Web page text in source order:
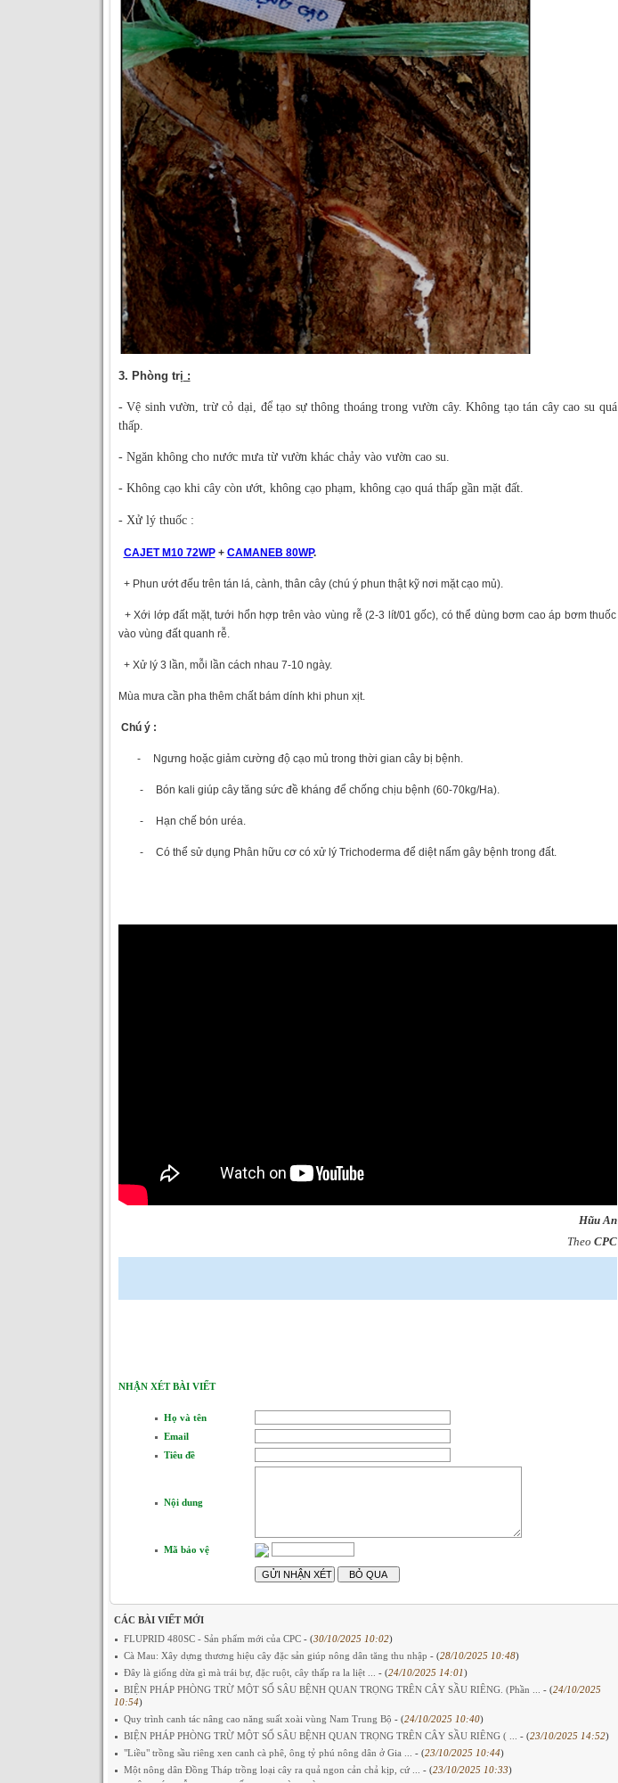
3. Phòng trị :
- Vệ sinh vườn, trừ cỏ dại, để tạo sự thông thoáng trong vườn cây. Không tạo tán cây cao su quá
thấp.
- Ngăn không cho nước mưa từ vườn khác chảy vào vườn cao su.
- Không cạo khi cây còn ướt, không cạo phạm, không cạo quá thấp gần mặt đất.
- Xử lý thuốc :
CAJET M10 72WP+ CAMANEB 80WP.
+ Phun ướt đếu trên tán lá, cành, thân cây (chú ý phun thật kỹ nơi mặt cạo mủ).
+ Xới lớp đất mặt, tưới hổn hợp trên vào vùng rễ (2-3 lít/01 gốc), có thể dùng bơm cao áp bơm thuốc
vào vùng đất quanh rễ.
+ Xử lý 3 lần, mỗi lần cách nhau 7-10 ngày.
Mùa mưa cần pha thêm chất bám dính khi phun xịt.
Chú ý :
- Ngưng hoặc giảm cường độ cạo mủ trong thời gian cây bị bệnh.
- Bón kali giúp cây tăng sức đề kháng để chống chịu bệnh (60-70kg/Ha).
- Hạn chế bón uréa.
- Có thể sử dụng Phân hữu cơ có xử lý Trichoderma để diệt nấm gây bệnh trong đất.
Hũu An
Theo CPC
NHẬN XÉT BÀI VIẾT
Họ và tên
Email
Tiêu đề
Nội dung
Mã bảo vệ
CÁC BÀI VIẾT MỚI
FLUPRID 480SC - Sản phẩm mới của CPC - (30/10/2025 10:02)
Cà Mau: Xây dựng thương hiệu cây đặc sản giúp nông dân tăng thu nhập - (28/10/2025 10:48)
Đây là giống dừa gì mà trái bự, đặc ruột, cây thấp ra la liệt ... - (24/10/2025 14:01)
BIỆN PHÁP PHÒNG TRỪ MỘT SỐ SÂU BỆNH QUAN TRỌNG TRÊN CÂY SẦU RIÊNG. (Phần ... - (24/10/2025
10:54)
Quy trình canh tác nâng cao năng suất xoài vùng Nam Trung Bộ - (24/10/2025 10:40)
BIỆN PHÁP PHÒNG TRỪ MỘT SỐ SÂU BỆNH QUAN TRỌNG TRÊN CÂY SẦU RIÊNG ( ... - (23/10/2025 14:52)
"Liều" trồng sầu riêng xen canh cà phê, ông tỷ phú nông dân ở Gia ... - (23/10/2025 10:44)
Một nông dân Đồng Tháp trồng loại cây ra quả ngon cản chả kịp, cứ ... - (23/10/2025 10:33)